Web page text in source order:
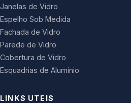
Janelas de Vidro
Espelho Sob Medida
Fachada de Vidro
Parede de Vidro
Cobertura de Vidro
Esquadrias de Alumínio
LINKS UTEIS